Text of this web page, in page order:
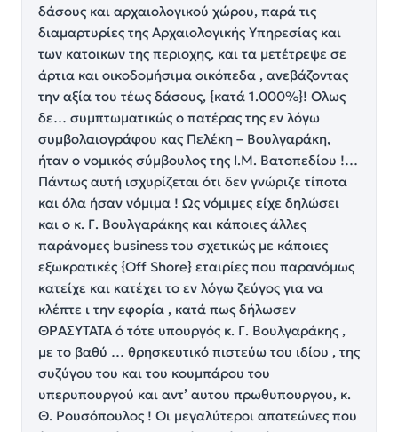
δάσους και αρχαιολογικού χώρου, παρά τις
διαμαρτυρίες της Αρχαιολογικής Υπηρεσίας και
των κατοικων της περιοχης, και τα μετέτρεψε σε
άρτια και οικοδομήσιμα οικόπεδα , ανεβάζοντας
την αξία του τέως δάσους, {κατά 1.000%}! Ολως
δε… συμπτωματικώς ο πατέρας της εν λόγω
συμβολαιογράφου κας Πελέκη – Βουλγαράκη,
ήταν ο νομικός σύμβουλος της Ι.Μ. Βατοπεδίου !…
Πάντως αυτή ισχυρίζεται ότι δεν γνώριζε τίποτα
και όλα ήσαν νόμιμα ! Ως νόμιμες είχε δηλώσει
και ο κ. Γ. Βουλγαράκης και κάποιες άλλες
παράνομες business του σχετικώς με κάποιες
εξωκρατικές {Off Shore} εταιρίες που παρανόμως
κατείχε και κατέχει το εν λόγω ζεύγος για να
κλέπτε ι την εφορία , κατά πως δήλωσεν
ΘΡΑΣΥΤΑΤΑ ό τότε υπουργός κ. Γ. Βουλγαράκης ,
με το βαθύ … θρησκευτικό πιστεύω του ιδίου , της
συζύγου του και του κουμπάρου του
υπερυπουργού και αντ’ αυτου πρωθυπουργου, κ.
Θ. Ρουσόπουλος ! Οι μεγαλύτεροι απατεώνες που